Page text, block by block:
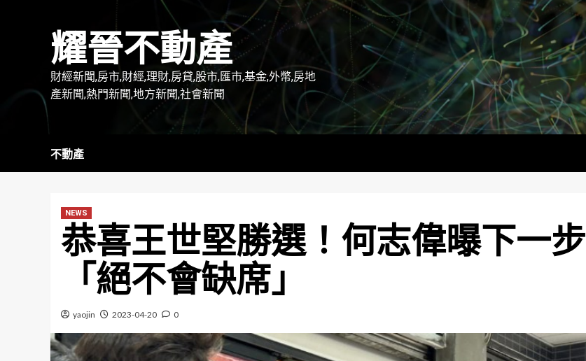
耀晉不動產
財經新聞,房市,財經,理財,房貸,股市,匯市,基金,外幣,房地
產新聞,熱門新聞,地方新聞,社會新聞
不動產
NEWS
恭喜王世堅勝選！何志偉曝下一步
「絕不會缺席」
yaojin 2023-04-20 0